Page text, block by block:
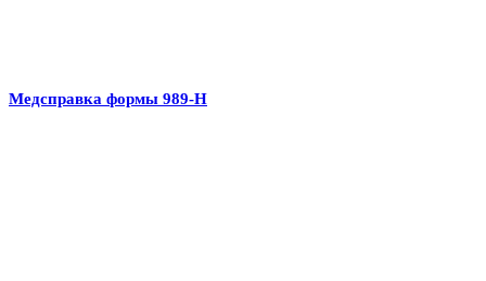
Медсправка формы 989-Н